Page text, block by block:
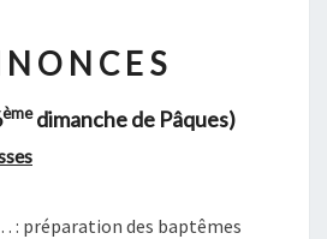
2013
(6ÈME
DIMANCHE
O N C E S
èmedimanche de Pâques)
: préparation des baptêmes